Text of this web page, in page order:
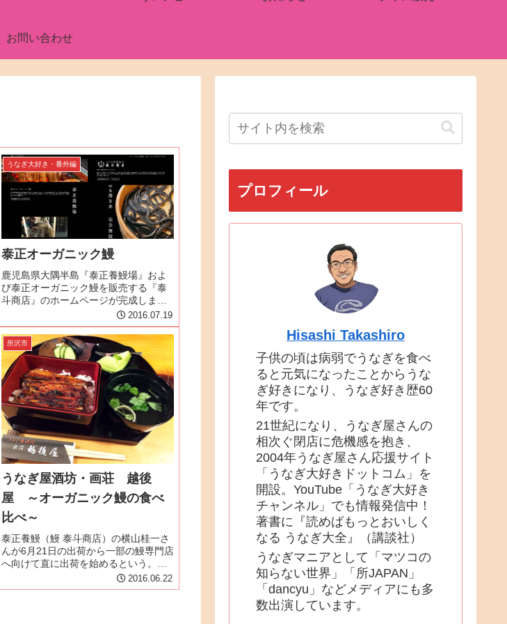
お問い合わせ
うなぎ大好き・番外編
泰正オーガニック鰻
鹿児島県大隅半島『泰正養鰻場』およ
び泰正オーガニック鰻を販売する『泰
斗商店』のホームページが完成しまし
た。今年1月から「泰斗商店」横山桂一
さんのTwitterで養鰻場の様子が画像や
動画で投稿されているのをフォロワー
さんのリツイートで知りまし...
2016.07.19
所沢市
うなぎ屋酒坊・画荘 越後
屋 ～オーガニック鰻の食べ
比べ～
泰正養鰻（鰻 泰斗商店）の横山桂一さ
んが6月21日の出荷から一部の鰻専門店
へ向けて直に出荷を始めるという。先
日、横山さんが上京した際に『はし
本』さんで横山さんが無投薬で鰻愛を
2016.06.22
プロフィール
Hisashi Takashiro
子供の頃は病弱でうなぎを食べ
ると元気になったことからうな
ぎ好きになり、うなぎ好き歴60
年です。
21世紀になり、うなぎ屋さんの
相次ぐ閉店に危機感を抱き、
2004年うなぎ屋さん応援サイト
「うなぎ大好きドットコム」を
開設。YouTube「うなぎ大好き
チャンネル」でも情報発信中！
著書に『読めばもっとおいしく
なる うなぎ大全』（講談社）
うなぎマニアとして「マツコの
知らない世界」「所JAPAN」
「dancyu」などメディアにも多
数出演しています。